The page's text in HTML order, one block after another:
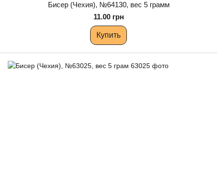
Бисер (Чехия), №64130, вес 5 грамм
11.00 грн
Купить